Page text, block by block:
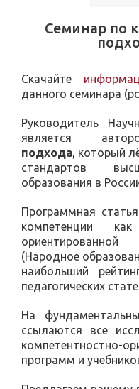
Семинар по
Скачайте
данного семинара
Руководитель
является
подхода, который
стандартов
образования в
Программная
компетенции
ориентированной
(Народное
наибольший
педагогических
На
ссылаются все
программ и